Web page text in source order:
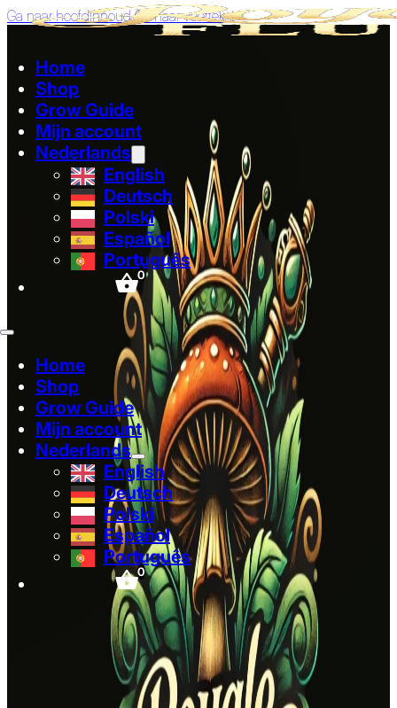
Ga naar hoofdinhoud Ga naar voettekst
Home
Shop
Grow Guide
Mijn account
Nederlands
English
Deutsch
Polski
Español
Português
0
Home
Shop
Grow Guide
Mijn account
Nederlands
English
Deutsch
Polski
Español
Português
0